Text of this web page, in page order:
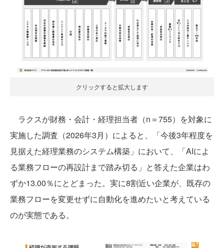
クリックすると拡大します
ラクスが財務・会計・経理担当者（n＝755）を対象に
実施した調査（2026年3月）によると、「今後3年程度を
見据えた経理業務のシステム構築」において、「AIによ
る業務フローの再設計まで踏み切る」と答えた企業はわ
ずか13.00％にとどまった。実に8割近い企業が、既存の
業務フローを変更せずに自動化を進めたいと考えている
のが実態である。